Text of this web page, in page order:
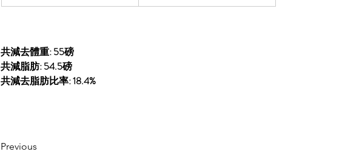
共減去體重: 55磅
共減脂肪: 54.5磅
共減去脂肪比率: 18.4%
Previous